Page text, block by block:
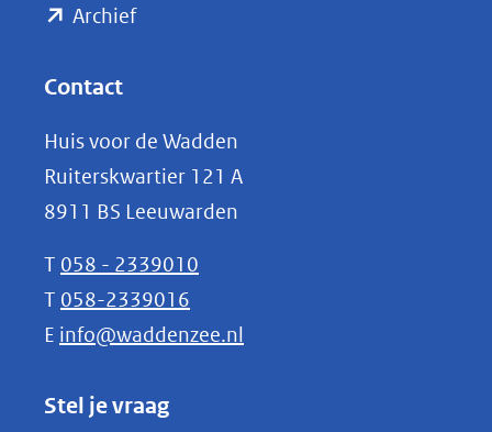
Archief(opent
(verwijst
naar
een
andere
website)
Contact
Huis voor de Wadden
Ruiterskwartier 121 A
8911 BS Leeuwarden
T 058 - 2339010
T 058-2339016
E info@waddenzee.nl
Stel je vraag